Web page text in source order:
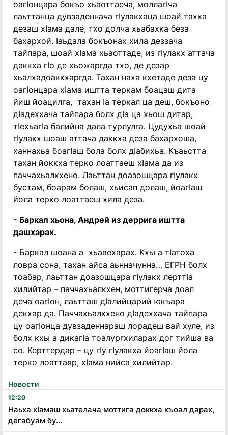
Новости
12:20
Наьха хӏамаш хьателача моттига доккха къоал дарах,
дегабуам бу...
оагӏонцара бокъо хьаоттаеча, моллагӏча
лаьттанца дувзаденнача гӏулакхаца шоай тахка
дезаш хӏама дале, тхо долча хьабахка беза
бахархой. ӏаьдала бокъонах хила деззача
тайпара, шоай хӏама хьаоттаде, из гӏулакх аттача
даккха гӏо де хьожаргда тхо, де дезар
хьалхадоаккхаргда. Тахан наха кхетаде деза цу
оагӏонцара хӏама иштта теркам боацаш дита
йиш йоацилга, тахан ӏа теркал ца деш, бокъоно
дӏадеххача тайпара болх дӏа ца хьош дитар,
тӏехьагӏа балийна дала турлулга. Цудухьа шоай
гӏулакх шоаш аттача даккха деза бахархоша,
ханнахьа боагӏаш бола болх дӏабихьа. Къаьстта
тахан йоккха терко лоаттаеш хӏама да из
паччахьалкхено. Лаьттан доазошцара гӏулакх
бустам, боарам болаш, хьисап долаш, йоагӏаш
йола терко лоаттаеш хила деза.
- Баркал хьона, Андрей из деррига иштта
дашхарах.
- Баркал шоана а хьавехарах. Кхы а тӏатоха
ловра сона, тахан айса аьнначунна… ЕГРН болх
тоабар, лаьттан доазошцара гӏулакх лерттӏа
хилийтар – паччахьалкхен, моттигерча доал
деча оагӏон, лаьтташ дӏалийцарий юкъара
декхар да. Паччахьалкхено дӏадеххача тайпара
цу оагӏонца дувзаденнараш лорадеш вай хуле, из
болх кхы а дикагӏа тоалургхиларах дог тийша ва
со. Керттердар – цу гӏу гӏулакха йоагӏаш йола
терко лоаттаяр, хӏама нийса хилийтар.